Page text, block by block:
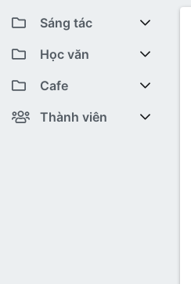
Bài viết mới
Có gì mới
Featured content
Bài viết mới
Youtube VHT News
Youtube VHT
Tiktok
Sáng tác
Cuộc thi viết
Trại sáng tác
Liên hệ BTC
Học văn
Lớp 12
Lớp 11
Cafe
Cafe Văn chương
Thành viên